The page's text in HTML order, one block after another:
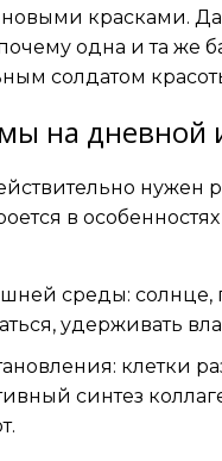
красками.
одна и та же
солдатом
на дневной
нужен
в
среды: солнце,
удерживать
клетки
синтез